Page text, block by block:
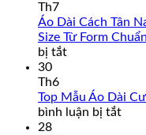
Th7
Áo Dài Cách Tân
Size Từ Form
bị tắtở
Cách
Tân
30
Th6
Top Mẫu Áo Dài
bình luận bị tắtở
28